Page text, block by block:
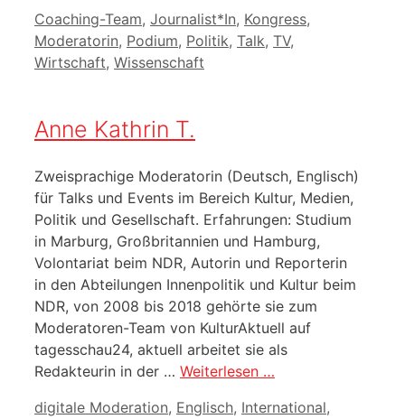
Kategorien
Coaching-Team, Journalist*In, Kongress,
Moderatorin, Podium, Politik, Talk, TV,
Wirtschaft, Wissenschaft
Anne Kathrin T.
Zweisprachige Moderatorin (Deutsch, Englisch)
für Talks und Events im Bereich Kultur, Medien,
Politik und Gesellschaft. Erfahrungen: Studium
in Marburg, Großbritannien und Hamburg,
Volontariat beim NDR, Autorin und Reporterin
in den Abteilungen Innenpolitik und Kultur beim
NDR, von 2008 bis 2018 gehörte sie zum
Moderatoren-Team von KulturAktuell auf
tagesschau24, aktuell arbeitet sie als
Redakteurin in der … Weiterlesen …
Kategorien
digitale Moderation, Englisch, International,